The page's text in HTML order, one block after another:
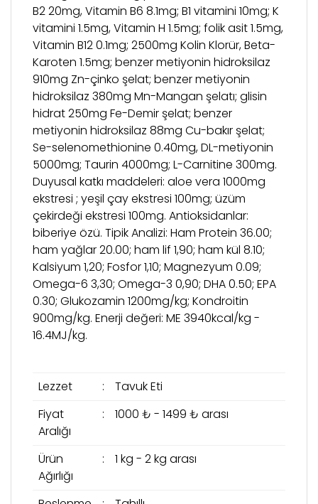
B2 20mg, Vitamin B6 8.1mg; B1 vitamini 10mg; K
vitamini 1.5mg, Vitamin H 1.5mg; folik asit 1.5mg,
Vitamin B12 0.1mg; 2500mg Kolin Klorür, Beta-
Karoten 1.5mg; benzer metiyonin hidroksilaz
910mg Zn-çinko şelat; benzer metiyonin
hidroksilaz 380mg Mn-Mangan şelatı; glisin
hidrat 250mg Fe-Demir şelat; benzer
metiyonin hidroksilaz 88mg Cu-bakır şelat;
Se-selenomethionine 0.40mg, DL-metiyonin
5000mg; Taurin 4000mg; L-Carnitine 300mg.
Duyusal katkı maddeleri: aloe vera 1000mg
ekstresi ; yeşil çay ekstresi 100mg; üzüm
çekirdeği ekstresi 100mg. Antioksidanlar:
biberiye özü. Tipik Analizi: Ham Protein 36.00;
ham yağlar 20.00; ham lif 1,90; ham kül 8.10;
Kalsiyum 1,20; Fosfor 1,10; Magnezyum 0.09;
Omega-6 3,30; Omega-3 0,90; DHA 0.50; EPA
0.30; Glukozamin 1200mg/kg; Kondroitin
900mg/kg. Enerji değeri: ME 3940kcal/kg -
16.4MJ/kg.
Lezzet :
Tavuk Eti
Fiyat
Aralığı
: 1000 ₺ - 1499 ₺ arası
Ürün
Ağırlığı
: 1 kg - 2 kg arası